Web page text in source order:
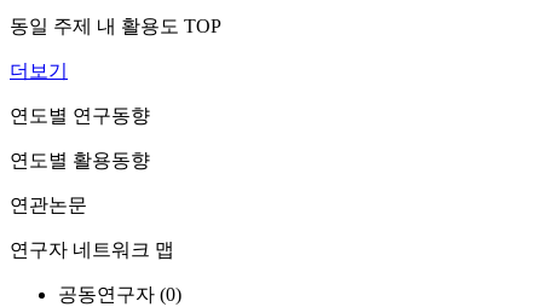
동일 주제 내 활용도 TOP
더보기
연도별 연구동향
연도별 활용동향
연관논문
연구자 네트워크 맵
공동연구자 (0)